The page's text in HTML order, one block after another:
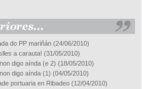
do PP mariñán (24/06/2010)
a carauta! (31/05/2010)
digo aínda (e 2) (18/05/2010)
digo aínda (1) (04/05/2010)
portuaria en Ribadeo (12/04/2010)